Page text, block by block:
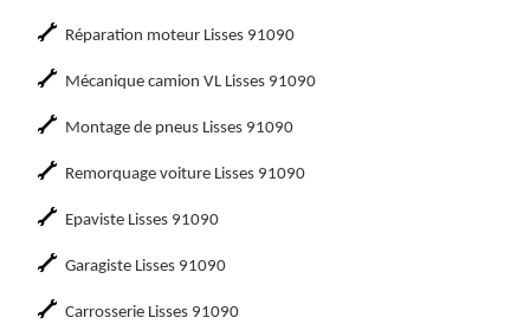
Réparation moteur Lisses 91090
Mécanique camion VL Lisses 91090
Montage de pneus Lisses 91090
Remorquage voiture Lisses 91090
Epaviste Lisses 91090
Garagiste Lisses 91090
Carrosserie Lisses 91090